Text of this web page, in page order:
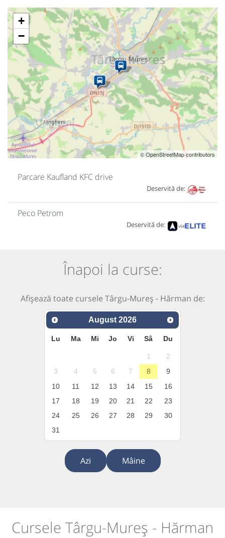
+
−
© OpenStreetMap contributors
Parcare Kaufland KFC drive
Deservită de:
Peco Petrom
Deservită de:
Înapoi la curse:
Afișează toate cursele Târgu-Mureș - Hărman de:
August 2026
Lu Ma Mi Jo Vi Sâ Du
1
2
3
4 5 6 7 8
9
10
11 12 13 14 15
16
17
18 19 20 21 22
23
24
25 26 27 28 29
30
31
Azi Mâine
Cursele Târgu-Mureș - Hărman